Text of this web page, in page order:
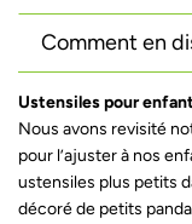
Comment en
Ustensiles pour
Nous avons revisité
pour l’ajuster à nos
ustensiles plus petits
décoré de petits